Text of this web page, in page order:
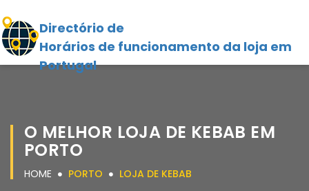
Directório de
Horários de funcionamento da loja em
Portugal
O MELHOR LOJA DE KEBAB EM
PORTO
HOME PORTO LOJA DE KEBAB